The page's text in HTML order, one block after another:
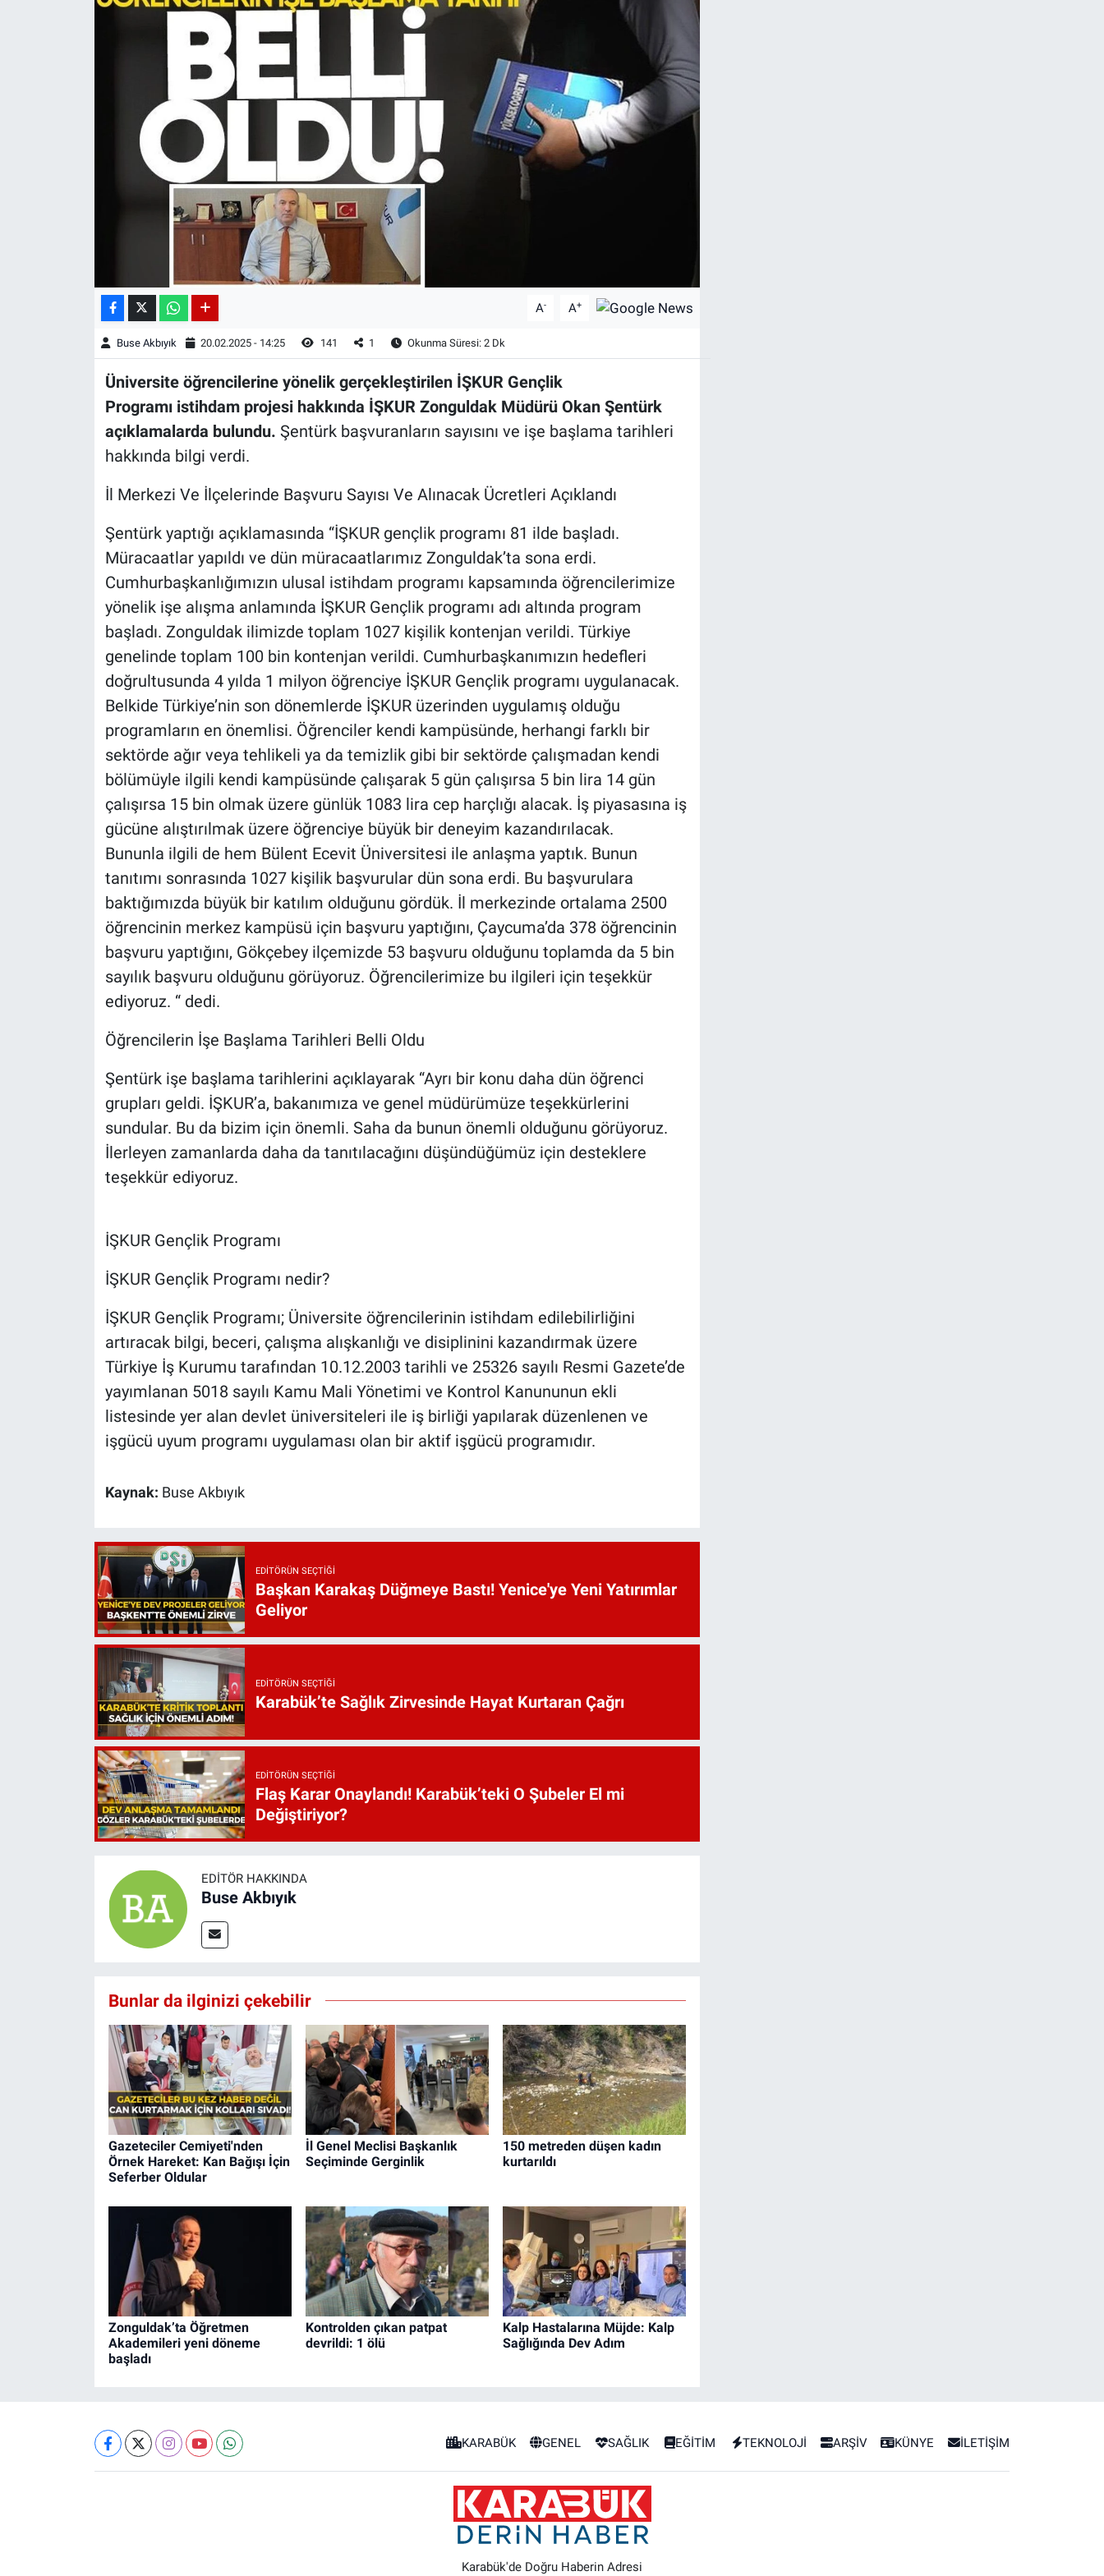
A- A+
Buse Akbıyık 20.02.2025 - 14:25 141 1 Okunma Süresi: 2 Dk
Üniversite öğrencilerine yönelik gerçekleştirilen İŞKUR Gençlik
Programı istihdam projesi hakkında İŞKUR Zonguldak Müdürü Okan Şentürk
açıklamalarda bulundu. Şentürk başvuranların sayısını ve işe başlama tarihleri
hakkında bilgi verdi.
İl Merkezi Ve İlçelerinde Başvuru Sayısı Ve Alınacak Ücretleri Açıklandı
Şentürk yaptığı açıklamasında “İŞKUR gençlik programı 81 ilde başladı.
Müracaatlar yapıldı ve dün müracaatlarımız Zonguldak’ta sona erdi.
Cumhurbaşkanlığımızın ulusal istihdam programı kapsamında öğrencilerimize
yönelik işe alışma anlamında İŞKUR Gençlik programı adı altında program
başladı. Zonguldak ilimizde toplam 1027 kişilik kontenjan verildi. Türkiye
genelinde toplam 100 bin kontenjan verildi. Cumhurbaşkanımızın hedefleri
doğrultusunda 4 yılda 1 milyon öğrenciye İŞKUR Gençlik programı uygulanacak.
Belkide Türkiye’nin son dönemlerde İŞKUR üzerinden uygulamış olduğu
programların en önemlisi. Öğrenciler kendi kampüsünde, herhangi farklı bir
sektörde ağır veya tehlikeli ya da temizlik gibi bir sektörde çalışmadan kendi
bölümüyle ilgili kendi kampüsünde çalışarak 5 gün çalışırsa 5 bin lira 14 gün
çalışırsa 15 bin olmak üzere günlük 1083 lira cep harçlığı alacak. İş piyasasına iş
gücüne alıştırılmak üzere öğrenciye büyük bir deneyim kazandırılacak.
Bununla ilgili de hem Bülent Ecevit Üniversitesi ile anlaşma yaptık. Bunun
tanıtımı sonrasında 1027 kişilik başvurular dün sona erdi. Bu başvurulara
baktığımızda büyük bir katılım olduğunu gördük. İl merkezinde ortalama 2500
öğrencinin merkez kampüsü için başvuru yaptığını, Çaycuma’da 378 öğrencinin
başvuru yaptığını, Gökçebey ilçemizde 53 başvuru olduğunu toplamda da 5 bin
sayılık başvuru olduğunu görüyoruz. Öğrencilerimize bu ilgileri için teşekkür
ediyoruz. “ dedi.
Öğrencilerin İşe Başlama Tarihleri Belli Oldu
Şentürk işe başlama tarihlerini açıklayarak “Ayrı bir konu daha dün öğrenci
grupları geldi. İŞKUR’a, bakanımıza ve genel müdürümüze teşekkürlerini
sundular. Bu da bizim için önemli. Saha da bunun önemli olduğunu görüyoruz.
İlerleyen zamanlarda daha da tanıtılacağını düşündüğümüz için desteklere
teşekkür ediyoruz.
İŞKUR Gençlik Programı
İŞKUR Gençlik Programı nedir?
İŞKUR Gençlik Programı; Üniversite öğrencilerinin istihdam edilebilirliğini
artıracak bilgi, beceri, çalışma alışkanlığı ve disiplinini kazandırmak üzere
Türkiye İş Kurumu tarafından 10.12.2003 tarihli ve 25326 sayılı Resmi Gazete’de
yayımlanan 5018 sayılı Kamu Mali Yönetimi ve Kontrol Kanununun ekli
listesinde yer alan devlet üniversiteleri ile iş birliği yapılarak düzenlenen ve
işgücü uyum programı uygulaması olan bir aktif işgücü programıdır.
Kaynak: Buse Akbıyık
EDITÖRÜN SEÇTIĞI
Başkan Karakaş Düğmeye Bastı! Yenice'ye Yeni Yatırımlar
Geliyor
EDITÖRÜN SEÇTIĞI
Karabük’te Sağlık Zirvesinde Hayat Kurtaran Çağrı
EDITÖRÜN SEÇTIĞI
Flaş Karar Onaylandı! Karabük’teki O Şubeler El mi
Değiştiriyor?
EDITÖR HAKKINDA
Buse Akbıyık
Bunlar da ilginizi çekebilir
Gazeteciler Cemiyeti'nden
Örnek Hareket: Kan Bağışı İçin
Seferber Oldular
İl Genel Meclisi Başkanlık
Seçiminde Gerginlik
150 metreden düşen kadın
kurtarıldı
Zonguldak’ta Öğretmen
Akademileri yeni döneme
başladı
Kontrolden çıkan patpat
devrildi: 1 ölü
Kalp Hastalarına Müjde: Kalp
Sağlığında Dev Adım
KARABÜK GENEL SAĞLIK EĞİTİM TEKNOLOJİ ARŞİV KÜNYE İLETİŞİM
Karabük'de Doğru Haberin Adresi